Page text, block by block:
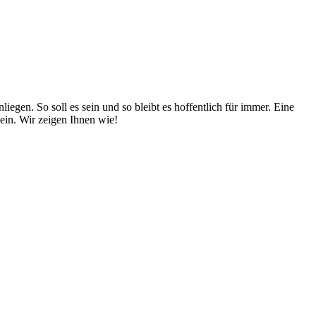
So soll es sein und so bleibt es hoffentlich für immer. Eine
Wir zeigen Ihnen wie!